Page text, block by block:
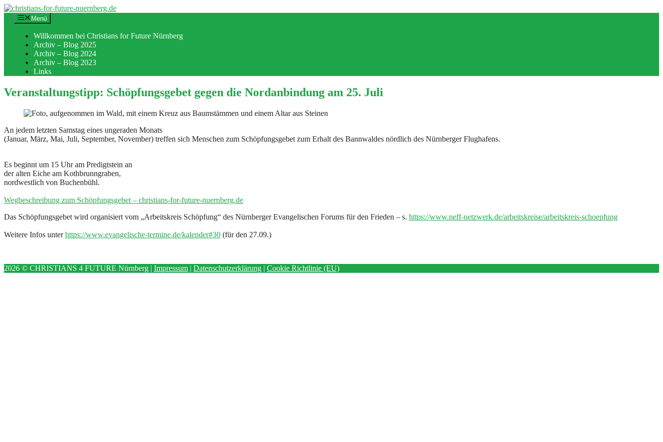
Zum
Inhalt
springen
Menü
Willkommen bei Christians for Future Nürnberg
Archiv – Blog 2025
Archiv – Blog 2024
Archiv – Blog 2023
Links
Veranstaltungstipp: Schöpfungsgebet gegen die Nordanbindung am 25. Juli
An jedem letzten Samstag eines ungeraden Monats
(Januar, März, Mai, Juli, September, November) treffen sich Menschen zum Schöpfungsgebet zum Erhalt des Bannwaldes nördlich des Nürnberger Flughafens.
Es beginnt um 15 Uhr am Predigtstein an
der alten Eiche am Kothbrunngraben,
nordwestlich von Buchenbühl.
Wegbeschreibung zum Schöpfungsgebet – christians-for-future-nuernberg.de
Das Schöpfungsgebet wird organisiert vom „Arbeitskreis Schöpfung“ des Nürnberger Evangelischen Forums für den Frieden – s. https://www.neff-netzwerk.de/arbeitskreise/arbeitskreis-schoepfung
Weitere Infos unterhttps://www.evangelische-termine.de/kalender#30 (für den 27.09.)
2026 © CHRISTIANS 4 FUTURE Nürnberg | Impressum | Datenschutzerklärung | Cookie Richtlinie (EU)